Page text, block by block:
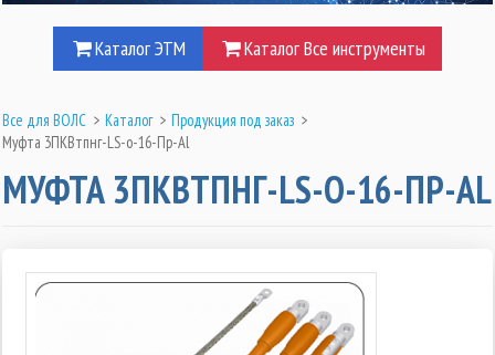
Каталог ЭТМ Каталог Все инструменты
Все для ВОЛС > Каталог > Продукция под заказ >
Муфта 3ПКВтпнг-LS-о-16-Пр-Al
МУФТА 3ПКВТПНГ-LS-О-16-ПР-AL